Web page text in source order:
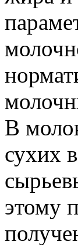
В
сухих
этому